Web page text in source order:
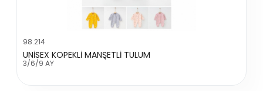
98.214
UNİSEX KOPEKLİ MANŞETLİ TULUM
3/6/9 AY